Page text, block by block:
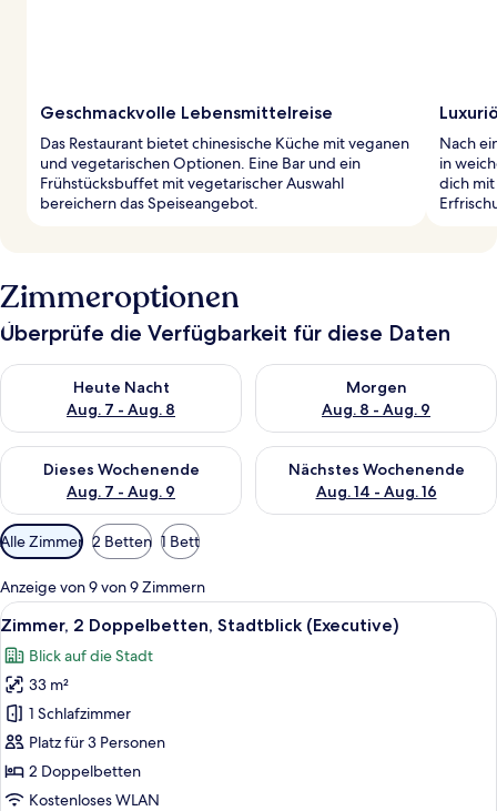
Geschmackvolle Lebensmittelreise
Das Restaurant bietet chinesische Küche mit veganen
und vegetarischen Optionen. Eine Bar und ein
Frühstücksbuffet mit vegetarischer Auswahl
bereichern das Speiseangebot.
Nach
in
dich
Zimmeroptionen
Überprüfe die Verfügbarkeit für diese Daten
Heute Nacht
Aug. 7 - Aug. 8
Überprüfe die Verfügbarkeit für heute Nacht, Aug. 7 - Aug. 8.
Morgen
Aug. 8 - Aug. 9
Überprüfe die Verfügbarkeit
Dieses Wochenende
Aug. 7 - Aug. 9
Überprüfe die Verfügbarkeit für dieses Wochenende, Aug. 7
Nächstes Wochenende
Aug. 14 - Aug. 16
Überprüfe die Verfügbarkeit
Verfügbare
Filter
für
Zimmer
Alle Zimmer 2 Betten 1 Bett
Anzeige von 9 von 9 Zimmern
Alle
Fotos
für
Zimmer,
2 Doppelbetten,
Stadtblick
(Executive)
anzeigen
Ein Hotelzimmer mit zwei Betten,
7
Zimmer, 2 Doppelbetten, Stadtblick (Executive)
Blick auf die Stadt
33 m²
1 Schlafzimmer
Platz für 3 Personen
2 Doppelbetten
Kostenloses WLAN